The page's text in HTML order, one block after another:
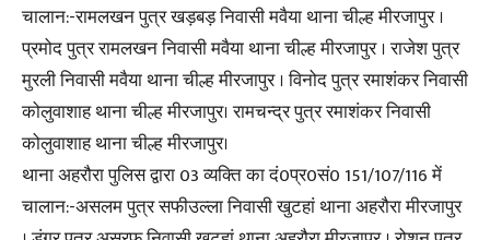
चालान:-रामलखन पुत्र खड़बड़ निवासी मवैया थाना चील्ह मीरजापुर ।
प्रमोद पुत्र रामलखन निवासी मवैया थाना चील्ह मीरजापुर । राजेश पुत्र
मुरली निवासी मवैया थाना चील्ह मीरजापुर । विनोद पुत्र रमाशंकर निवासी
कोलुवाशाह थाना चील्ह मीरजापुर। रामचन्द्र पुत्र रमाशंकर निवासी
कोलुवाशाह थाना चील्ह मीरजापुर।
थाना अहरौरा पुलिस द्वारा 03 व्यक्ति का दं0प्र0सं0 151/107/116 में
चालान:-असलम पुत्र सफीउल्ला निवासी खुटहां थाना अहरौरा मीरजापुर